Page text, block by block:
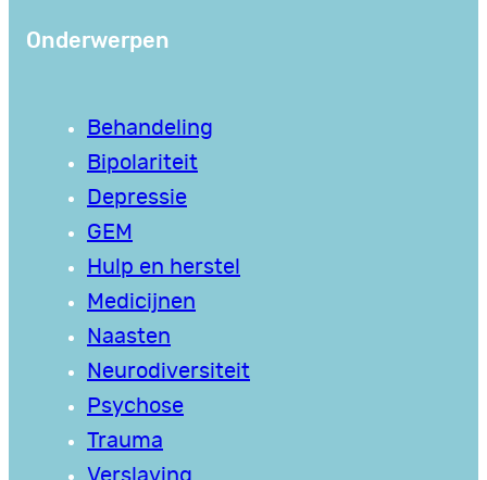
Onderwerpen
Behandeling
Bipolariteit
Depressie
GEM
Hulp en herstel
Medicijnen
Naasten
Neurodiversiteit
Psychose
Trauma
Verslaving